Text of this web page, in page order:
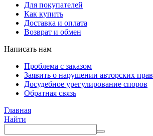
Для покупателей
Как купить
Доставка и оплата
Возврат и обмен
Написать нам
Проблема с заказом
Заявить о нарушении авторских прав
Досудебное урегулирование споров
Обратная связь
Главная
Найти